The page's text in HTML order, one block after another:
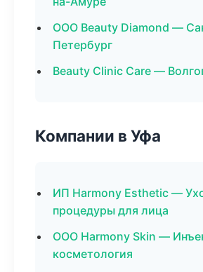
ООО Beauty Diamond —
Петербург
Beauty Clinic Care —
Компании в Уфа
ИП Harmony Esthetic —
процедуры для лица
ООО Harmony Skin —
косметология